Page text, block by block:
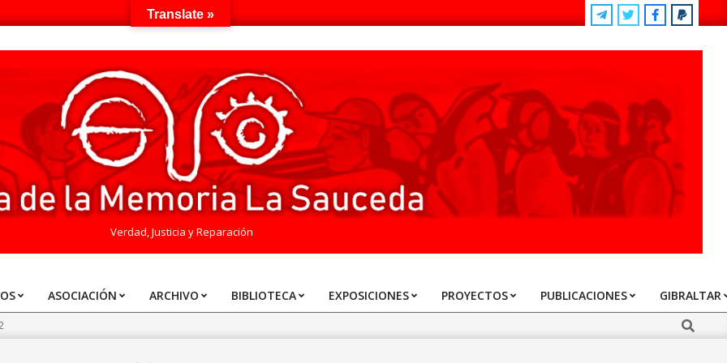
Verdad, Justicia y Reparación
ASOCIACIÓN ARCHIVO BIBLIOTECA EXPOSICIONES PROYECTOS PUBLICACIONES GIBRALTAR
Search
Translate »